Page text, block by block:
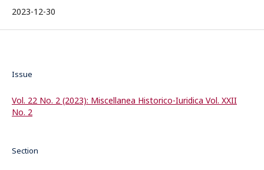
2023-12-30
Issue
Vol. 22 No. 2 (2023): Miscellanea Historico-Iuridica Vol. XXII
No. 2
Section